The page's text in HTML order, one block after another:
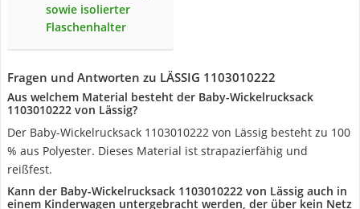
sowie isolierter
Flaschenhalter
Fragen und Antworten zu LÄSSIG 1103010222
Aus welchem Material besteht der Baby-Wickelrucksack
1103010222 von Lässig?
Der Baby-Wickelrucksack 1103010222 von Lässig besteht zu 100
% aus Polyester. Dieses Material ist strapazierfähig und
reißfest.
Kann der Baby-Wickelrucksack 1103010222 von Lässig auch in
einem Kinderwagen untergebracht werden, der über kein Netz